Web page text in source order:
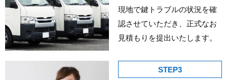
現地で鍵トラブルの状況を確
認させていただき、正式なお
見積もりを提出いたします。
STEP3